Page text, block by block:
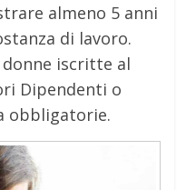
almeno 5 anni
di lavoro.
iscritte al
Dipendenti o
obbligatorie.